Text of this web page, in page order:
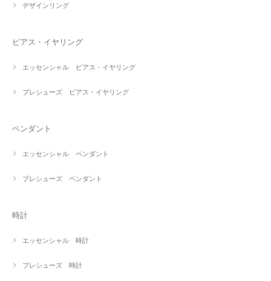
デザインリング
ピアス・イヤリング
エッセンシャル ピアス・イヤリング
プレシューズ ピアス・イヤリング
ペンダント
エッセンシャル ペンダント
プレシューズ ペンダント
時計
エッセンシャル 時計
プレシューズ 時計